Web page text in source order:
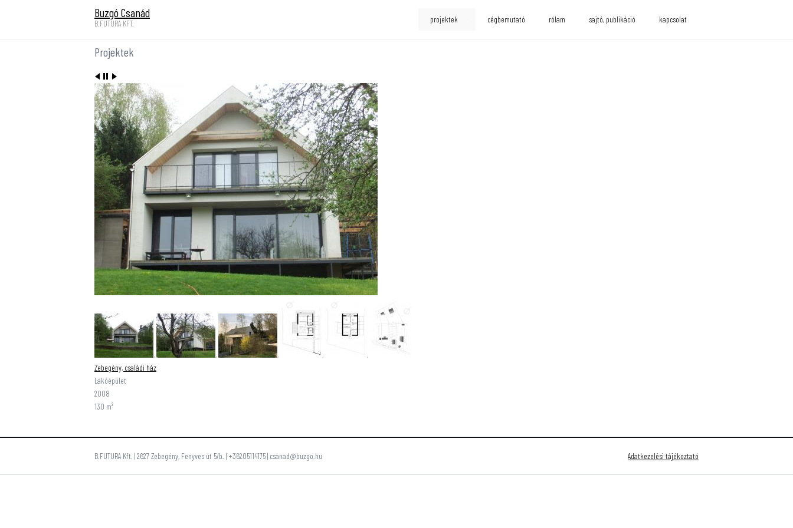
Buzgó Csanád
B.FUTURA KFT. projektek cégbemutató rólam sajtó, publikáció kapcsolat
Projektek
, , , ,
,
Zebegény, családi ház
Lakóépület
2008
130 m²
B.FUTURA Kft. | 2627 Zebegény, Fenyves út 5/b. | +36205114175 | csanad@buzgo.hu Adatkezelési tájékoztató